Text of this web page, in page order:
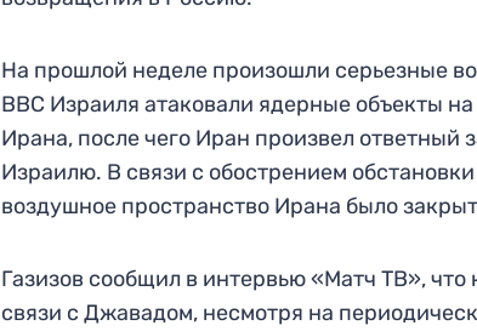
На прошлой неделе произошли серьезные
ВВС Израиля атаковали ядерные объекты
Ирана, после чего Иран произвел ответный
Израилю. В связи с обострением
воздушное пространство Ирана было
Газизов сообщил в интервью «Матч ТВ», что
связи с Джавадом, несмотря на